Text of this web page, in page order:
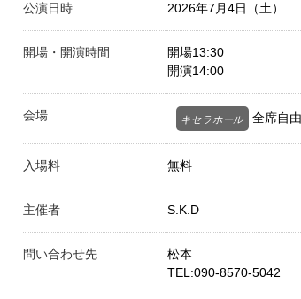
公演日時 2026年7月4日（土）
開場・開演時間
開場13:30
開演14:00
会場 キセラホール 全席自由
入場料 無料
主催者 S.K.D
問い合わせ先
松本
TEL:090-8570-5042